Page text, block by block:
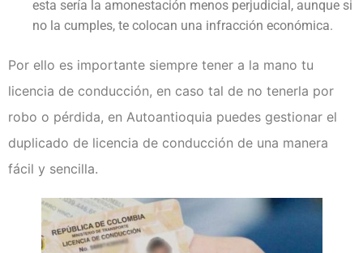
esta sería la amonestación menos perjudicial, aunque si
no la cumples, te colocan una infracción económica.
Por ello es importante siempre tener a la mano tu
licencia de conducción, en caso tal de no tenerla por
robo o pérdida, en Autoantioquia puedes gestionar el
duplicado de licencia de conducción de una manera
fácil y sencilla.